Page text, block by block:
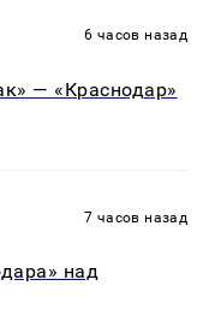
6 часов назад
— «Краснодар»
7 часов назад
над